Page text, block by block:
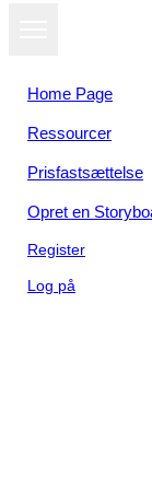
Home Page
Ressourcer
Prisfastsættelse
Opret en
Register
Log på